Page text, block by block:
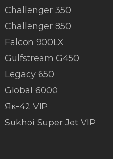
Challenger 350
Challenger 850
Falcon 900LX
Gulfstream G450
Legacy 650
Global 6000
Як-42 VIP
Sukhoi Super Jet VIP